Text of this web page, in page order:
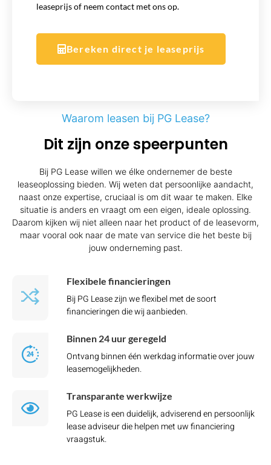
leaseprijs of neem contact met ons op.
Bereken direct je leaseprijs
Waarom leasen bij PG Lease?
Dit zijn onze speerpunten
Bij PG Lease willen we élke ondernemer de beste
leaseoplossing bieden. Wij weten dat persoonlijke aandacht,
naast onze expertise, cruciaal is om dit waar te maken. Elke
situatie is anders en vraagt om een eigen, ideale oplossing.
Daarom kijken wij niet alleen naar het product of de leasevorm,
maar vooral ook naar de mate van service die het beste bij
jouw onderneming past.
Flexibele financieringen
Bij PG Lease zijn we flexibel met de soort
financieringen die wij aanbieden.
Binnen 24 uur geregeld
Ontvang binnen één werkdag informatie over jouw
leasemogelijkheden.
Transparante werkwijze
PG Lease is een duidelijk, adviserend en persoonlijk
lease adviseur die helpen met uw financiering
vraagstuk.